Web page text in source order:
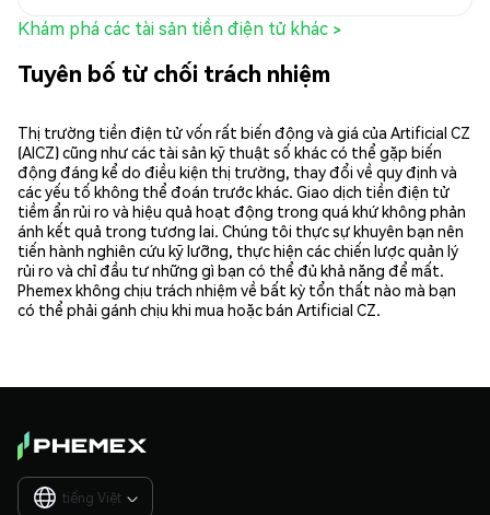
Khám phá các tài sản tiền điện tử khác >
Tuyên bố từ chối trách nhiệm
Thị trường tiền điện tử vốn rất biến động và giá của Artificial CZ
(AICZ) cũng như các tài sản kỹ thuật số khác có thể gặp biến
động đáng kể do điều kiện thị trường, thay đổi về quy định và
các yếu tố không thể đoán trước khác. Giao dịch tiền điện tử
tiềm ẩn rủi ro và hiệu quả hoạt động trong quá khứ không phản
ánh kết quả trong tương lai. Chúng tôi thực sự khuyên bạn nên
tiến hành nghiên cứu kỹ lưỡng, thực hiện các chiến lược quản lý
rủi ro và chỉ đầu tư những gì bạn có thể đủ khả năng để mất.
Phemex không chịu trách nhiệm về bất kỳ tổn thất nào mà bạn
có thể phải gánh chịu khi mua hoặc bán Artificial CZ.
tiếng Việt 